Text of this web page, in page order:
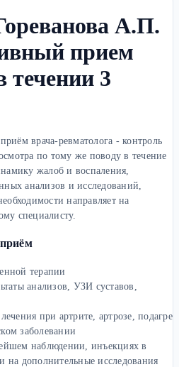
А.П.
прием
течении 3
врача-ревматолога - контроль
по тому же поводу в течение
жалоб и воспаления,
анализов и исследований,
направляет на
специалисту.
терапии
анализов, УЗИ суставов,
при артрите, артрозе, подагре
заболевании
наблюдении, инъекциях в
на дополнительные исследования